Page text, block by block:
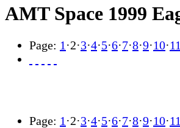
AMT Space 1999
Page: 1 ·2·3·4·5·6·7·8·9·10·11
Page: 1 ·2·3·4·5·6·7·8·9·10·11